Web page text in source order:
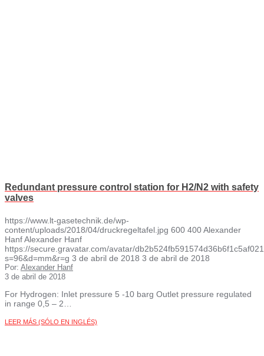
Redundant pressure control station for H2/N2 with safety
valves
https://www.lt-gasetechnik.de/wp-
content/uploads/2018/04/druckregeltafel.jpg 600 400Alexander
HanfAlexander Hanf
https://secure.gravatar.com/avatar/
s=96&d=mm&r=g 3 de abril de 2018 3 de abril de 2018
Por: Alexander Hanf
3 de abril de 2018
For Hydrogen: Inlet pressure 5 -10 barg Outlet pressure regulated
in range 0,5 – 2…
LEER MÁS (SÓLO EN INGLÉS)